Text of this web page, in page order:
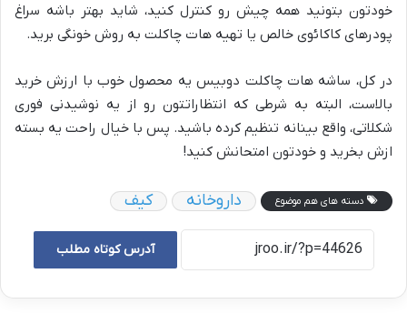
خودتون بتونید همه چیش رو کنترل کنید، شاید بهتر باشه سراغ
پودرهای کاکائوی خالص یا تهیه هات چاکلت به روش خونگی برید.
در کل، ساشه هات چاکلت دوبیس یه محصول خوب با ارزش خرید
بالاست، البته به شرطی که انتظاراتتون رو از یه نوشیدنی فوری
شکلاتی، واقع بینانه تنظیم کرده باشید. پس با خیال راحت یه بسته
ازش بخرید و خودتون امتحانش کنید!
دسته های هم موضوع داروخانه کیف
آدرس کوتاه مطلب